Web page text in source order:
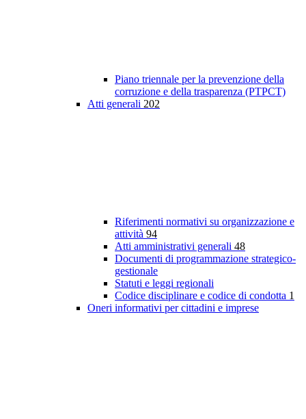
Piano triennale per la prevenzione della
corruzione e della trasparenza (PTPCT)
Atti generali 202
Riferimenti normativi su organizzazione e
attività 94
Atti amministrativi generali 48
Documenti di programmazione strategico-
gestionale
Statuti e leggi regionali
Codice disciplinare e codice di condotta 1
Oneri informativi per cittadini e imprese